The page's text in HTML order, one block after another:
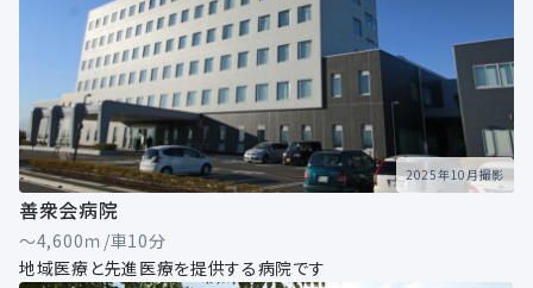
2025年10月撮影
善衆会病院
～4,600ｍ/車10分
地域医療と先進医療を提供する病院です